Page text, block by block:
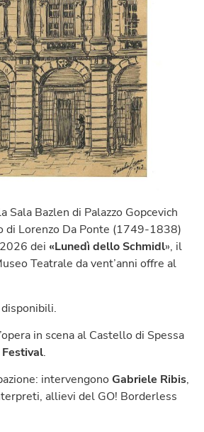
Sala Bazlen di Palazzo Gopcevich
di Lorenzo Da Ponte (1749-1838)
dei «Lunedì dello Schmidl», il
Teatrale da vent’anni offre al
in scena al Castello di Spessa
.
intervengono Gabriele Ribis,
allievi del GO! Borderless